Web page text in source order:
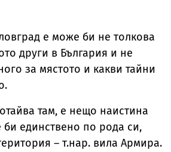
е може би не толкова
други в България и не
за мястото и какви тайни
там, е нещо наистина
единствено по рода си,
– т.нар. вила Армира.